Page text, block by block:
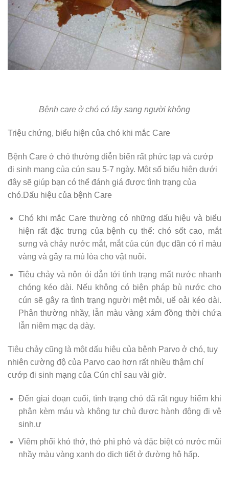
Bệnh care ở chó có lây sang người không
Triệu chứng, biểu hiện của chó khi mắc Care
Bệnh Care ở chó thường diễn biến rất phức tạp và cướp
đi sinh mạng của cún sau 5-7 ngày. Một số biểu hiện dưới
đây sẽ giúp bạn có thể đánh giá được tình trạng của
chó.Dấu hiệu của bệnh Care
Chó khi mắc Care thường có những dấu hiệu và biểu
hiện rất đặc trưng của bệnh cụ thể: chó sốt cao, mắt
sưng và chảy nước mắt, mắt của cún đục dần có rỉ màu
vàng và gây ra mù lòa cho vật nuôi.
Tiêu chảy và nôn ói dẫn tới tình trạng mất nước nhanh
chóng kéo dài. Nếu không có biện pháp bù nước cho
cún sẽ gây ra tình trạng người mệt mỏi, uể oải kéo dài.
Phân thường nhầy, lẫn màu vàng xám đồng thời chứa
lẫn niêm mạc dạ dày.
Tiêu chảy cũng là một dấu hiệu của bệnh Parvo ở chó, tuy
nhiên cường độ của Parvo cao hơn rất nhiều thậm chí
cướp đi sinh mạng của Cún chỉ sau vài giờ.
Đến giai đoạn cuối, tình trạng chó đã rất nguy hiểm khi
phân kèm máu và không tự chủ được hành động đi vệ
sinh.ư
Viêm phổi khó thở, thở phì phò và đặc biệt có nước mũi
nhầy màu vàng xanh do dịch tiết ở đường hô hấp.